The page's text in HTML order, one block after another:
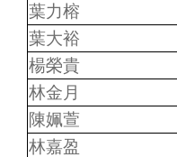
葉力榕
葉大裕
楊榮貴
林金月
陳姵萱
林嘉盈